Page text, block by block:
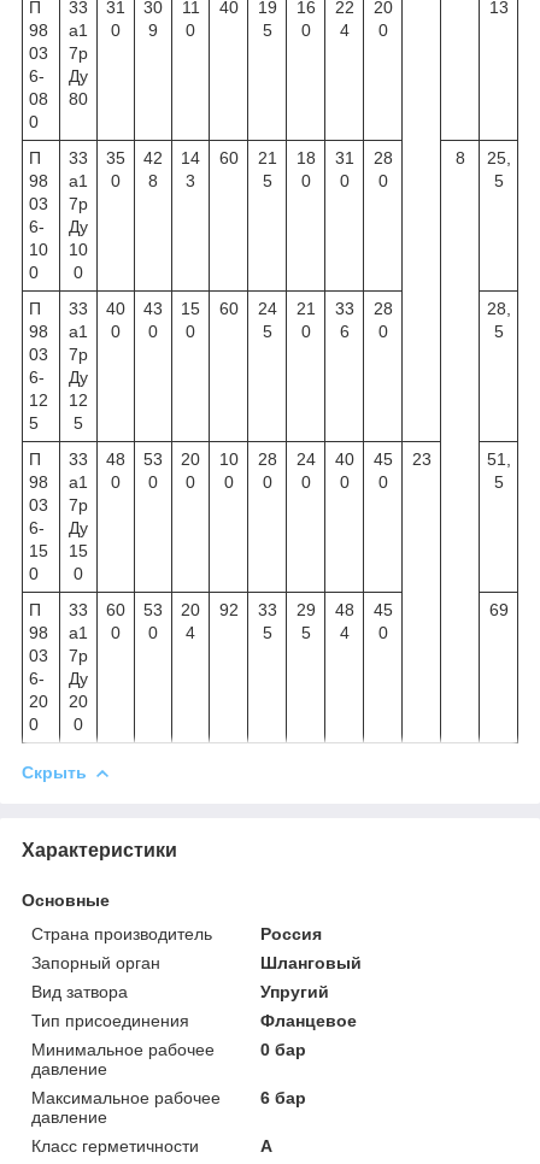
П
98
03
6-
08
0
33
а1
7р
Ду
80
31
0
30
9
11
0
40
19
5
16
0
22
4
20
0
13
П
98
03
6-
10
0
33
а1
7р
Ду
10
0
35
0
42
8
14
3
60
21
5
18
0
31
0
28
0
8
25,
5
П
98
03
6-
12
5
33
а1
7р
Ду
12
5
40
0
43
0
15
0
60
24
5
21
0
33
6
28
0
28,
5
П
98
03
6-
15
0
33
а1
7р
Ду
15
0
48
0
53
0
20
0
10
0
28
0
24
0
40
0
45
0
23
51,
5
П
98
03
6-
20
0
33
а1
7р
Ду
20
0
60
0
53
0
20
4
92
33
5
29
5
48
4
45
0
69
Скрыть
Характеристики
Основные
Страна производитель
Россия
Запорный орган
Шланговый
Вид затвора
Упругий
Тип присоединения
Фланцевое
Минимальное рабочее
давление
0 бар
Максимальное рабочее
давление
6 бар
Класс герметичности
А